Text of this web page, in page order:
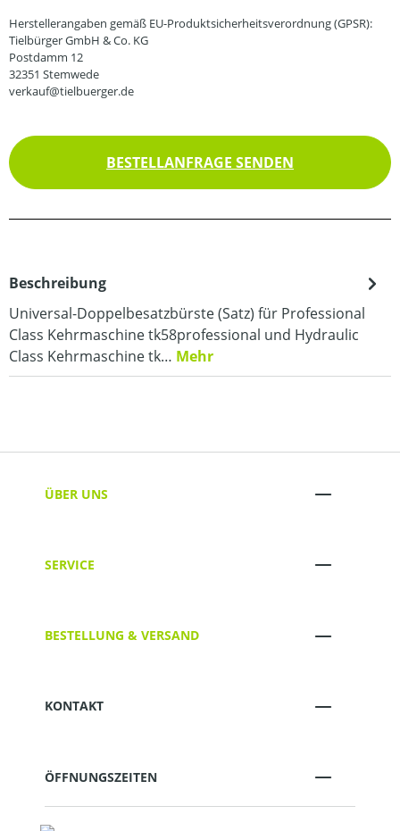
Herstellerangaben gemäß EU-Produktsicherheitsverordnung (GPSR):
Tielbürger GmbH & Co. KG
Postdamm 12
32351 Stemwede
verkauf@tielbuerger.de
BESTELLANFRAGE SENDEN
Beschreibung
Universal-Doppelbesatzbürste (Satz) für Professional
Class Kehrmaschine tk58professional und Hydraulic
Class Kehrmaschine tk… Mehr
ÜBER UNS
SERVICE
BESTELLUNG & VERSAND
KONTAKT
ÖFFNUNGSZEITEN